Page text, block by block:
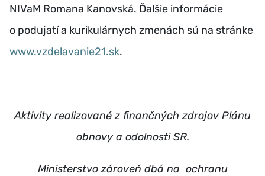
NIVaM Romana Kanovská. Ďalšie informácie
o podujatí a kurikulárnych zmenách sú na stránke
www.vzdelavanie21.sk.
Aktivity realizované z finančných zdrojov Plánu
obnovy a odolnosti SR.
Ministerstvo zároveň dbá na ochranu